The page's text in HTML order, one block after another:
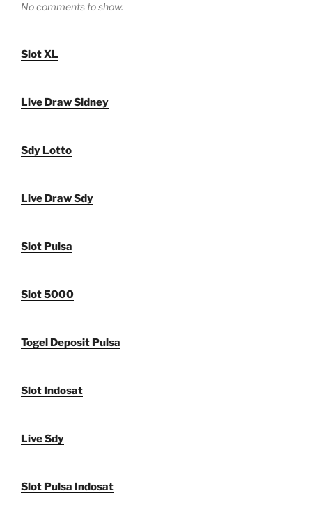
No comments to show.
Slot XL
Live Draw Sidney
Sdy Lotto
Live Draw Sdy
Slot Pulsa
Slot 5000
Togel Deposit Pulsa
Slot Indosat
Live Sdy
Slot Pulsa Indosat